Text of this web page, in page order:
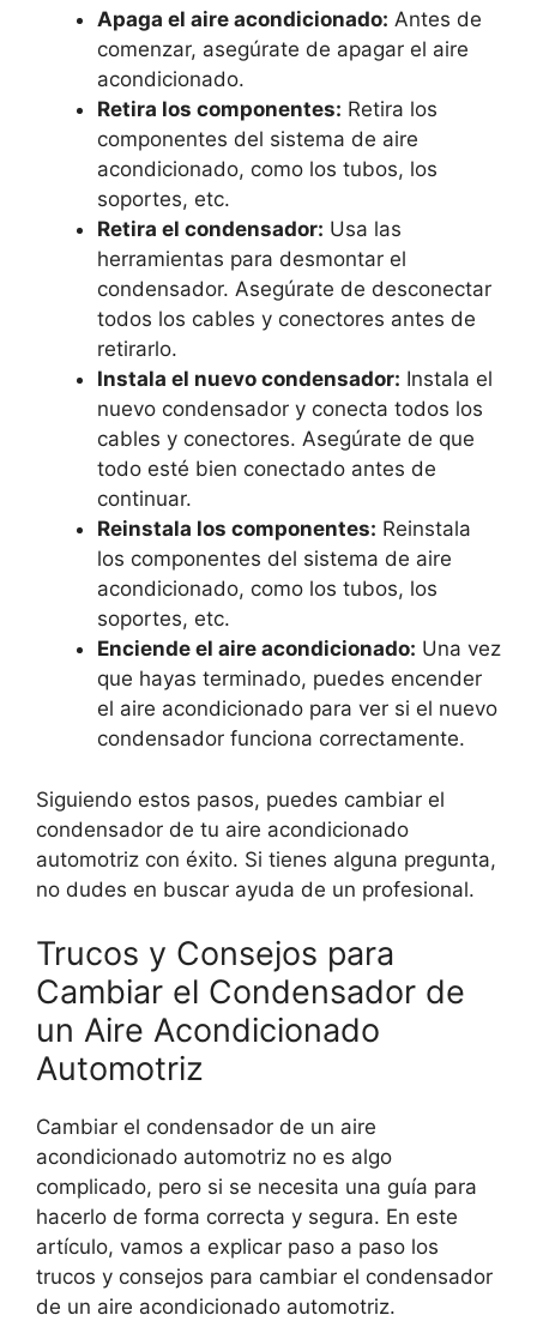
Apaga el aire acondicionado: Antes de
comenzar, asegúrate de apagar el aire
acondicionado.
Retira los componentes: Retira los
componentes del sistema de aire
acondicionado, como los tubos, los
soportes, etc.
Retira el condensador: Usa las
herramientas para desmontar el
condensador. Asegúrate de desconectar
todos los cables y conectores antes de
retirarlo.
Instala el nuevo condensador: Instala el
nuevo condensador y conecta todos los
cables y conectores. Asegúrate de que
todo esté bien conectado antes de
continuar.
Reinstala los componentes: Reinstala
los componentes del sistema de aire
acondicionado, como los tubos, los
soportes, etc.
Enciende el aire acondicionado: Una vez
que hayas terminado, puedes encender
el aire acondicionado para ver si el nuevo
condensador funciona correctamente.
Siguiendo estos pasos, puedes cambiar el
condensador de tu aire acondicionado
automotriz con éxito. Si tienes alguna pregunta,
no dudes en buscar ayuda de un profesional.
Trucos y Consejos para
Cambiar el Condensador de
un Aire Acondicionado
Automotriz
Cambiar el condensador de un aire
acondicionado automotriz no es algo
complicado, pero si se necesita una guía para
hacerlo de forma correcta y segura. En este
artículo, vamos a explicar paso a paso los
trucos y consejos para cambiar el condensador
de un aire acondicionado automotriz.